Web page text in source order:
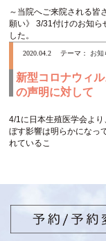
～当院へご来院される
願い》 3/31付けのお知
した。
2020.04.2 テーマ：お知
新型コロナウィ
の声明に対して
4/1に日本生殖医学会よ
ぼす影響は明らかになっ
れているこ